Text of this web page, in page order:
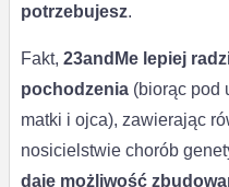
potrzebujesz.
Fakt, 23andMe lepiej
pochodzenia(biorąc pod
matki i ojca), zawierając
nosicielstwie chorób
daje możliwość